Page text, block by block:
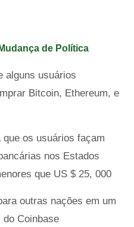
de Política
alguns usuários
Bitcoin, Ethereum, e
os usuários façam
nos Estados
que US $ 25, 000
outras nações em um
Coinbase